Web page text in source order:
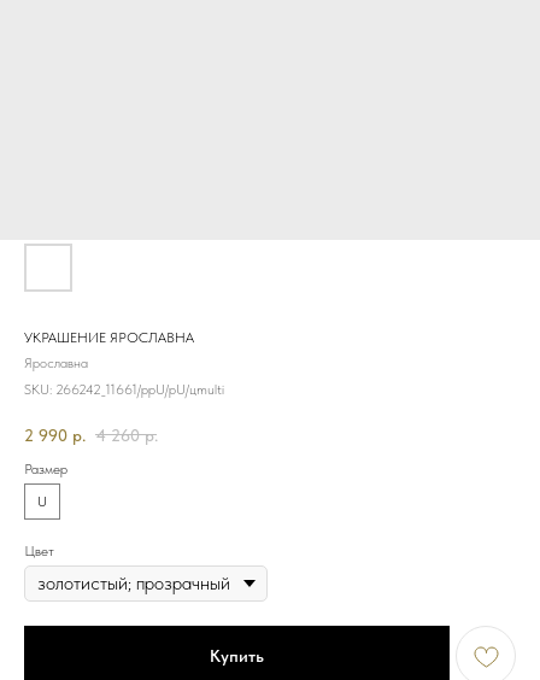
УКРАШЕНИЕ ЯРОСЛАВНА
Ярославна
SKU: 266242_11661/ррU/рU/цmulti
2 990 р. 4 260 р.
Размер
U
Цвет
Купить